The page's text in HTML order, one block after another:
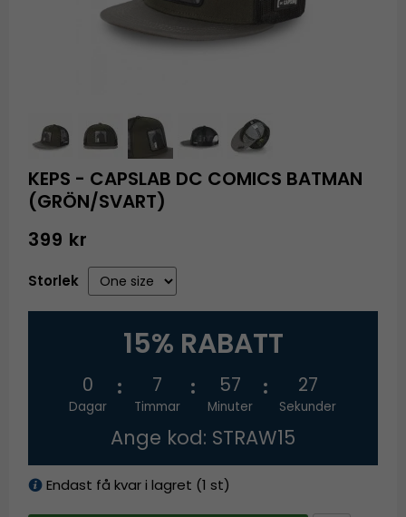
KEPS - CAPSLAB DC COMICS BATMAN
(GRÖN/SVART)
399 kr
Storlek
15% RABATT
0
Dagar
7
Timmar
57
Minuter
26
Sekunder
Ange kod: STRAW15
Endast få kvar i lagret (1 st)